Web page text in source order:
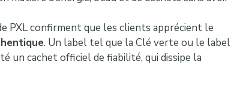
PXL confirment que les clients apprécient le
. Un label tel que la Clé verte ou le label
un cachet officiel de fiabilité, qui dissipe la